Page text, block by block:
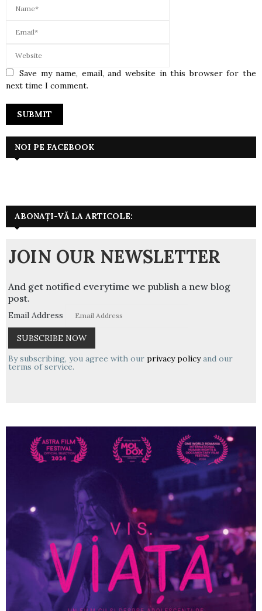
Save my name, email, and website in this browser for the
next time I comment.
NOI PE FACEBOOK
ABONAȚI-VĂ LA ARTICOLE:
JOIN OUR NEWSLETTER
And get notified everytime we publish a new blog
post.
Email Address
By subscribing, you agree with our privacy policyand our
terms of service.